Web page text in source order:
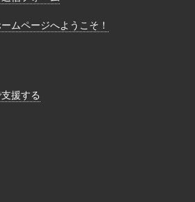
ムページへようこそ！
援する